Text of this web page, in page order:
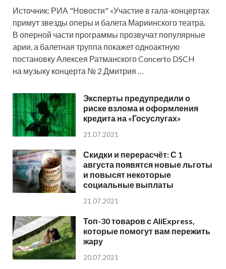
Источник: РИА "Новости" «Участие в гала-концертах
примут звезды оперы и балета Мариинского театра.
В оперной части программы прозвучат популярные
арии, а балетная труппа покажет одноактную
постановку Алексея Ратманского Concerto DSCH
на музыку концерта № 2 Дмитрия …
Эксперты предупредили о
риске взлома и оформления
кредита на «Госуслугах»
21.07.2021
Скидки и перерасчёт: С 1
августа появятся новые льготы
и повысят некоторые
социальные выплаты
21.07.2021
Топ-30 товаров с AliExpress,
которые помогут вам пережить
жару
20.07.2021